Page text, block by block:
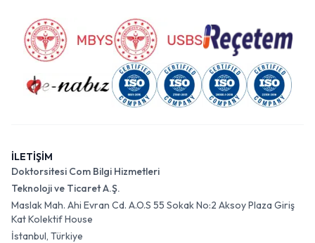
İLETİŞİM
Doktorsitesi Com Bilgi Hizmetleri
Teknoloji ve Ticaret A.Ş.
Maslak Mah. Ahi Evran Cd. A.O.S 55 Sokak No:2 Aksoy Plaza Giriş
Kat Kolektif House
İstanbul, Türkiye